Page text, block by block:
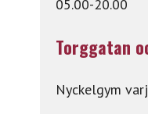
05.00-20.00
Torggatan
Nyckelgym